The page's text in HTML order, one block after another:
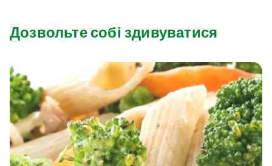
Дозвольте собі здивуватися